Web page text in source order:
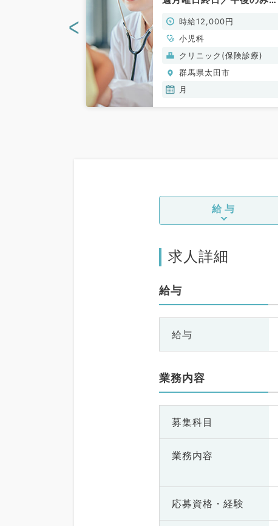
安心の2診制クリニック
（小児科／非常勤）
時給12,000円
小児科
クリニック(保険診療)
群馬県太田市
月
<
給与
求人詳細
給与
給与
業務内容
募集科目
業務内容
応募資格・ 経験